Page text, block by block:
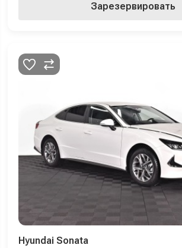
Зарезервировать
Hyundai Sonata